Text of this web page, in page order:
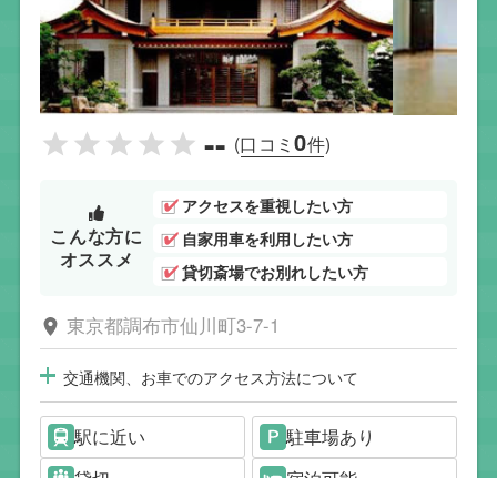
-- (口コミ0件)
こんな方に
オススメ
アクセスを重視したい方
自家用車を利用したい方
貸切斎場でお別れしたい方
東京都調布市仙川町3-7-1
交通機関、お車でのアクセス方法について
駅に近い
駐車場あり